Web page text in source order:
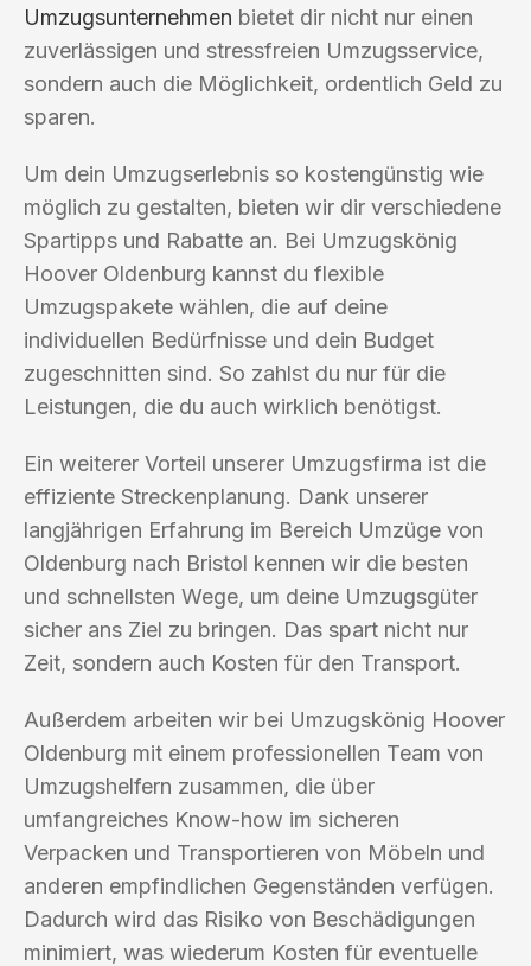
Umzugsunternehmen bietet dir nicht nur einen
zuverlässigen und stressfreien Umzugsservice,
sondern auch die Möglichkeit, ordentlich Geld zu
sparen.
Um dein Umzugserlebnis so kostengünstig wie
möglich zu gestalten, bieten wir dir verschiedene
Spartipps und Rabatte an. Bei Umzugskönig
Hoover Oldenburg kannst du flexible
Umzugspakete wählen, die auf deine
individuellen Bedürfnisse und dein Budget
zugeschnitten sind. So zahlst du nur für die
Leistungen, die du auch wirklich benötigst.
Ein weiterer Vorteil unserer Umzugsfirma ist die
effiziente Streckenplanung. Dank unserer
langjährigen Erfahrung im Bereich Umzüge von
Oldenburg nach Bristol kennen wir die besten
und schnellsten Wege, um deine Umzugsgüter
sicher ans Ziel zu bringen. Das spart nicht nur
Zeit, sondern auch Kosten für den Transport.
Außerdem arbeiten wir bei Umzugskönig Hoover
Oldenburg mit einem professionellen Team von
Umzugshelfern zusammen, die über
umfangreiches Know-how im sicheren
Verpacken und Transportieren von Möbeln und
anderen empfindlichen Gegenständen verfügen.
Dadurch wird das Risiko von Beschädigungen
minimiert, was wiederum Kosten für eventuelle